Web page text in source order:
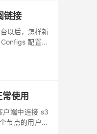
链接
以后，怎样新
配置入
使用
户端中连接 s3
节点的用户，